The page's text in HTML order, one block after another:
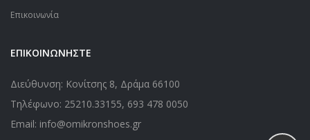
Επικοινωνία
ΕΠΙΚΟΙΝΩΝΗΣΤΕ
Διεύθυνση: Κονίτσης 8, Δράμα 66100
Τηλέφωνο: 25210.33155, 693 478 0050
Email: info@omikronshoes.gr